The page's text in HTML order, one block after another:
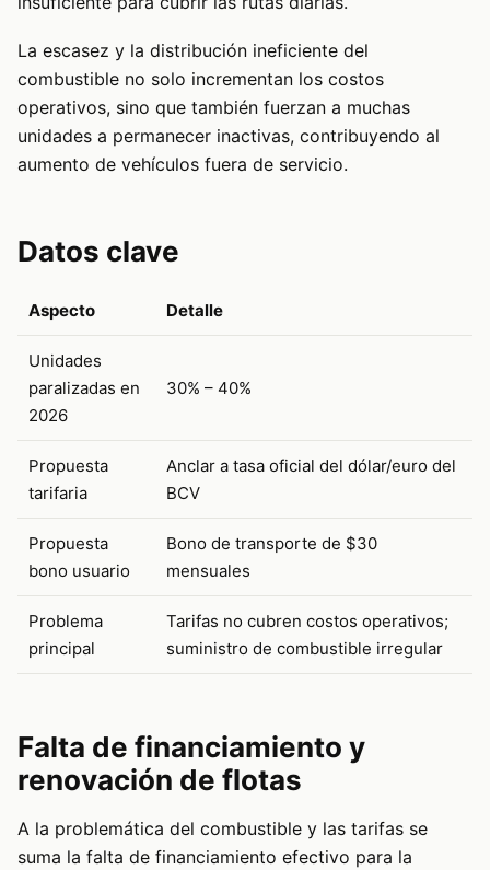
La escasez y la distribución ineficiente del
combustible no solo incrementan los costos
operativos, sino que también fuerzan a muchas
unidades a permanecer inactivas, contribuyendo al
aumento de vehículos fuera de servicio.
Datos clave
Aspecto Detalle
Unidades
paralizadas en
2026
30% – 40%
Propuesta
tarifaria
Anclar a tasa oficial del dólar/euro del
BCV
Propuesta
bono usuario
Bono de transporte de $30
mensuales
Problema
principal
Tarifas no cubren costos operativos;
suministro de combustible irregular
Falta de financiamiento y
renovación de flotas
A la problemática del combustible y las tarifas se
suma la falta de financiamiento efectivo para la